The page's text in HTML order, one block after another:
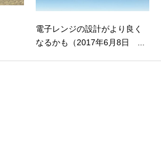
電子レンジの設計がより良く
なるかも（2017年6月8日 ...